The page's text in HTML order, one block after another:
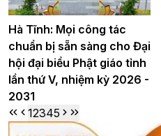
Hà Tĩnh: Mọi công tác
chuẩn bị sẵn sàng cho Đại
hội đại biểu Phật giáo tỉnh
lần thứ V, nhiệm kỳ 2026 -
2031
12345